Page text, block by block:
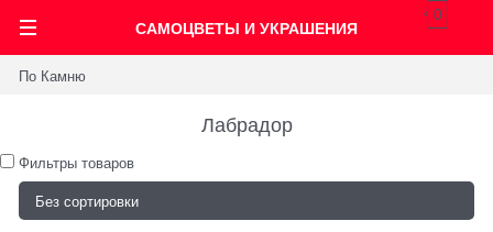
САМОЦВЕТЫ И УКРАШЕНИЯ
0
По Камню
Лабрадор
Фильтры товаров